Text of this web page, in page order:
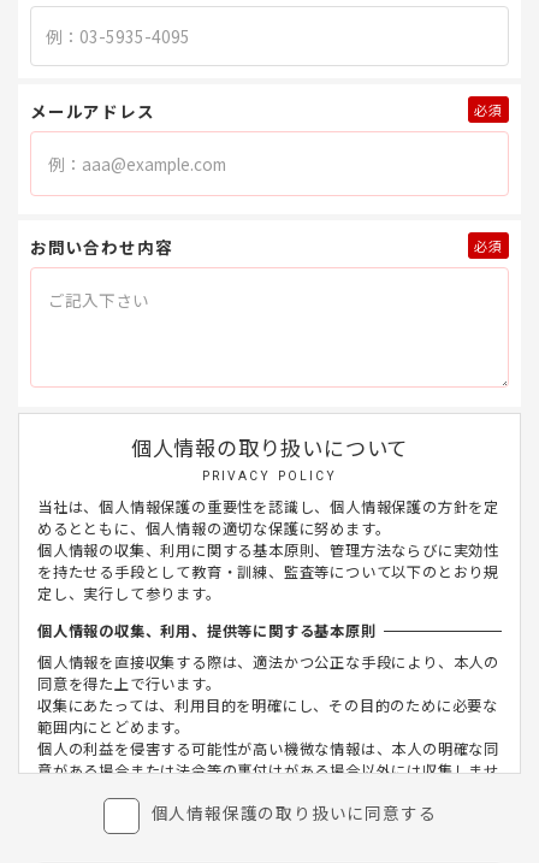
メールアドレス
お問い合わせ内容
個人情報の取り扱いについて
PRIVACY POLICY
当社は、個人情報保護の重要性を認識し、個人情報保護の方針を定
めるとともに、個人情報の適切な保護に努めます。
個人情報の収集、利用に関する基本原則、管理方法ならびに実効性
を持たせる手段として教育・訓練、監査等について以下のとおり規
定し、実行して参ります。
個人情報の収集、利用、提供等に関する基本原則
個人情報を直接収集する際は、適法かつ公正な手段により、本人の
同意を得た上で行います。
収集にあたっては、利用目的を明確にし、その目的のために必要な
範囲内にとどめます。
個人の利益を侵害する可能性が高い機微な情報は、本人の明確な同
意がある場合または法令等の裏付けがある場合以外には収集しませ
当社が個人情報の処理を伴う業務を外部から受託する場合や外部へ
委託する場合は、個人情報に関する秘密の保持、再委託に関する事
個人情報保護の取り扱いに同意する